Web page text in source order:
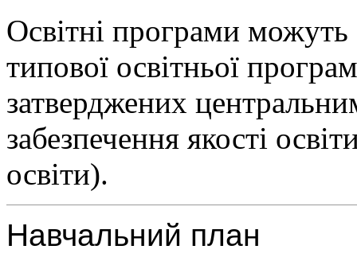
Освітні програми можуть
типової освітньої
затверджених
забезпечення якості
освіти).
Навчальний план